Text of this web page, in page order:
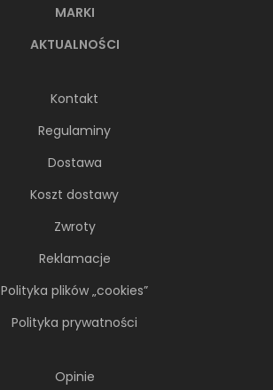
MARKI
AKTUALNOŚCI
Kontakt
Regulaminy
Dostawa
Koszt dostawy
Zwroty
Reklamacje
Polityka plików „cookies”
Polityka prywatności
Opinie